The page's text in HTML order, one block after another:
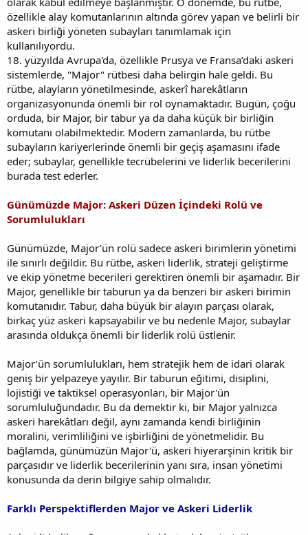
özellikle alay komutanlarının altında görev yapan ve belirli bir
askeri birliği yöneten subayları tanımlamak için
kullanılıyordu.
18. yüzyılda Avrupa'da, özellikle Prusya ve Fransa’daki askeri
sistemlerde, "Major" rütbesi daha belirgin hale geldi. Bu
rütbe, alayların yönetilmesinde, askerî harekâtların
organizasyonunda önemli bir rol oynamaktadır. Bugün, çoğu
orduda, bir Major, bir tabur ya da daha küçük bir birliğin
komutanı olabilmektedir. Modern zamanlarda, bu rütbe
subayların kariyerlerinde önemli bir geçiş aşamasını ifade
eder; subaylar, genellikle tecrübelerini ve liderlik becerilerini
burada test ederler.
Günümüzde Major: Askeri Düzen İçindeki Rolü ve
Sorumlulukları
Günümüzde, Major’ün rolü sadece askeri birimlerin yönetimi
ile sınırlı değildir. Bu rütbe, askeri liderlik, strateji geliştirme
ve ekip yönetme becerileri gerektiren önemli bir aşamadır. Bir
Major, genellikle bir taburun ya da benzeri bir askeri birimin
komutanıdır. Tabur, daha büyük bir alayın parçası olarak,
birkaç yüz askeri kapsayabilir ve bu nedenle Major, subaylar
arasında oldukça önemli bir liderlik rolü üstlenir.
Major’ün sorumlulukları, hem stratejik hem de idari olarak
geniş bir yelpazeye yayılır. Bir taburun eğitimi, disiplini,
lojistiği ve taktiksel operasyonları, bir Major'ün
sorumluluğundadır. Bu da demektir ki, bir Major yalnızca
askeri harekâtları değil, aynı zamanda kendi birliğinin
moralini, verimliliğini ve işbirliğini de yönetmelidir. Bu
bağlamda, günümüzün Major'ü, askeri hiyerarşinin kritik bir
parçasıdır ve liderlik becerilerinin yanı sıra, insan yönetimi
konusunda da derin bilgiye sahip olmalıdır.
Farklı Perspektiflerden Major ve Askeri Liderlik